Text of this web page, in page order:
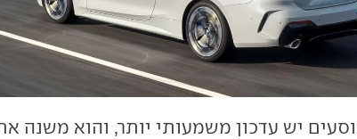
יש עדכון משמעותי יותר, והוא משנה